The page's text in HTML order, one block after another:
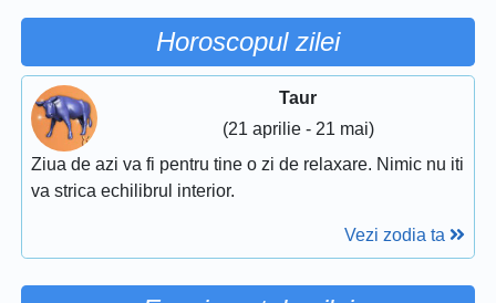
Horoscopul zilei
Taur
(21 aprilie - 21 mai)
Ziua de azi va fi pentru tine o zi de relaxare. Nimic nu iti
va strica echilibrul interior.
Vezi zodia ta